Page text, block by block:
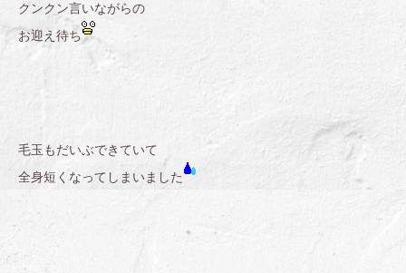
クンクン言いながらの
お迎え待ち
毛玉もだいぶできていて
全身短くなってしまいました